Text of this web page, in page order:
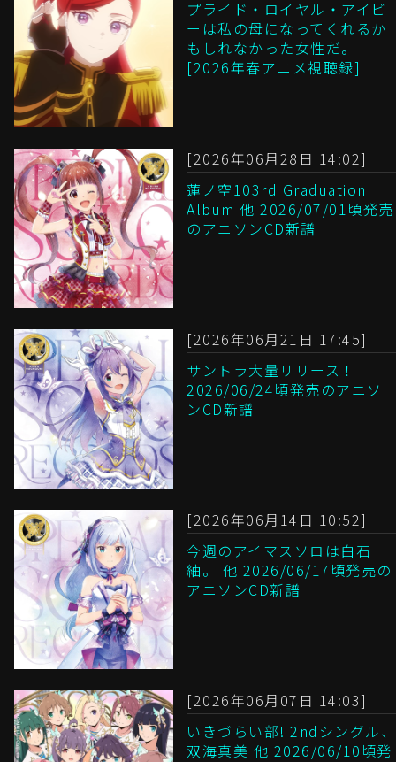
プライド・ロイヤル・アイビ
ーは私の母になってくれるか
もしれなかった女性だ。
[2026年春アニメ視聴録]
[2026年06月28日 14:02]
蓮ノ空103rd Graduation
Album 他 2026/07/01頃発売
のアニソンCD新譜
[2026年06月21日 17:45]
サントラ大量リリース！
2026/06/24頃発売のアニソ
ンCD新譜
[2026年06月14日 10:52]
今週のアイマスソロは白石
紬。 他 2026/06/17頃発売の
アニソンCD新譜
[2026年06月07日 14:03]
いきづらい部! 2ndシングル、
双海真美 他 2026/06/10頃発